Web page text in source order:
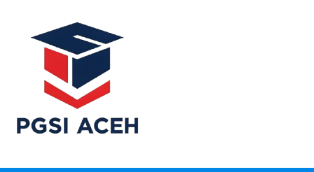
content